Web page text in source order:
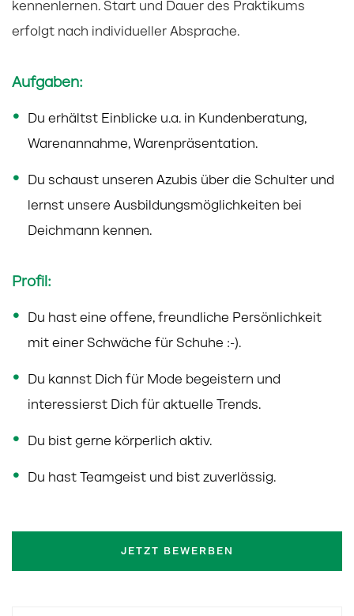
kennenlernen. Start und Dauer des Praktikums
erfolgt nach individueller Absprache.
Aufgaben:
Du erhältst Einblicke u.a. in Kundenberatung,
Warenannahme, Warenpräsentation.
Du schaust unseren Azubis über die Schulter und
lernst unsere Ausbildungsmöglichkeiten bei
Deichmann kennen.
Profil:
Du hast eine offene, freundliche Persönlichkeit
mit einer Schwäche für Schuhe :-).
Du kannst Dich für Mode begeistern und
interessierst Dich für aktuelle Trends.
Du bist gerne körperlich aktiv.
Du hast Teamgeist und bist zuverlässig.
JETZT BEWERBEN